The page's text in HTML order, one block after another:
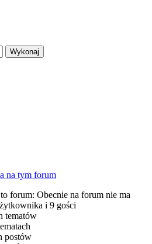
na tym forum
forum: Obecnie na forum nie ma
i 9 gości
tematów
postów